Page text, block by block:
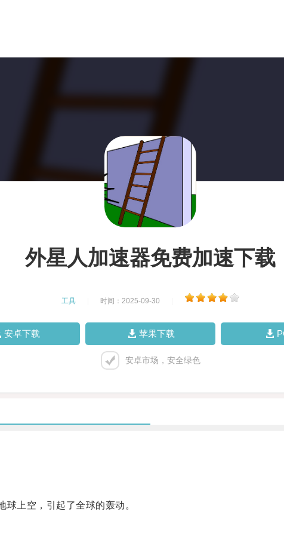
外星人加速器免费加速下载
工具 时间：2025-09-30
安卓下载 苹果下载
安卓市场，安全绿色
上空，引起了全球的轰动。